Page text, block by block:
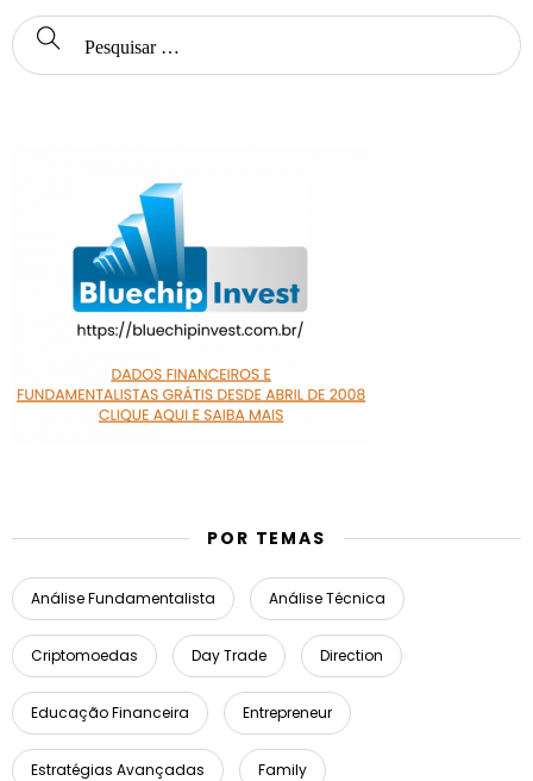
POR TEMAS
Análise Fundamentalista Análise Técnica
Criptomoedas Day Trade Direction
Educação Financeira Entrepreneur
Estratégias Avançadas Family